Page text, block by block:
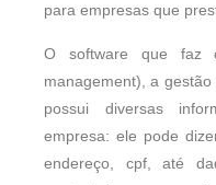
para empresas que
O software que faz
management), a gestão
possui diversas
empresa: ele pode
endereço, cpf, até